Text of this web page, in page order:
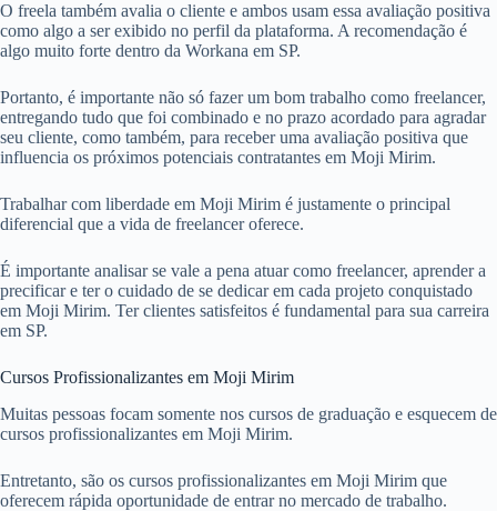
O freela também avalia o cliente e ambos usam essa avaliação positiva
como algo a ser exibido no perfil da plataforma. A recomendação é
algo muito forte dentro da Workana em SP.
Portanto, é importante não só fazer um bom trabalho como freelancer,
entregando tudo que foi combinado e no prazo acordado para agradar
seu cliente, como também, para receber uma avaliação positiva que
influencia os próximos potenciais contratantes em Moji Mirim.
Trabalhar com liberdade em Moji Mirim é justamente o principal
diferencial que a vida de freelancer oferece.
É importante analisar se vale a pena atuar como freelancer, aprender a
precificar e ter o cuidado de se dedicar em cada projeto conquistado
em Moji Mirim. Ter clientes satisfeitos é fundamental para sua carreira
em SP.
Cursos Profissionalizantes em Moji Mirim
Muitas pessoas focam somente nos cursos de graduação e esquecem de
cursos profissionalizantes em Moji Mirim.
Entretanto, são os cursos profissionalizantes em Moji Mirim que
oferecem rápida oportunidade de entrar no mercado de trabalho.